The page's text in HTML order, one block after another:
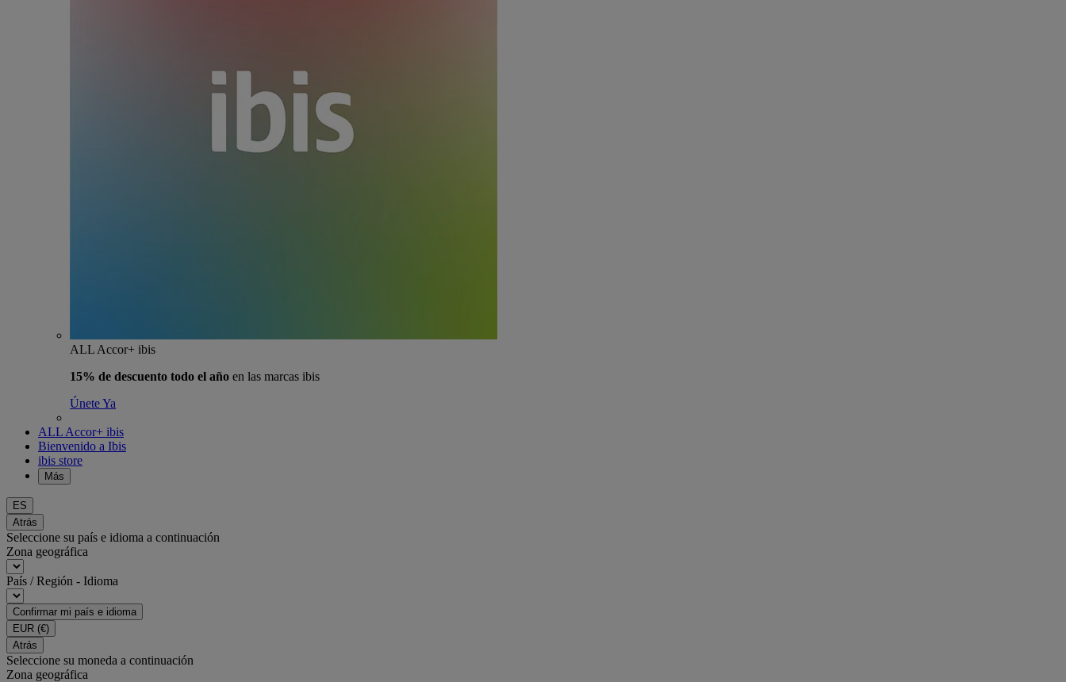
ALL Accor+ ibis
15% de descuento todo el año en las marcas ibis
Únete Ya
ALL Accor+ ibis
Bienvenido a Ibis
ibis store
Más
ES
Atrás
Seleccione su país e idioma a continuación
Zona geográfica
País / Región - Idioma
Confirmar mi país e idioma
EUR (€)
Atrás
Seleccione su moneda a continuación
Zona geográfica